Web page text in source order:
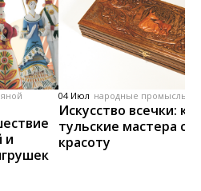
и
04 Июл народные промыслы,
Искусство всечки: как
тульские мастера
красоту